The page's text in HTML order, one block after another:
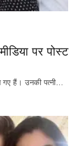
पर पोस्ट
गए हैं। उनकी पत्नी…